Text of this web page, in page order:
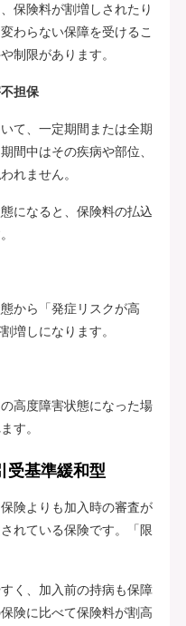
保険料が割増しされたり
わらない保障を受けるこ
制限があります。
担保
て、一定期間または全期
間中はその疾病や部位、
れません。
になると、保険料の払込
から「発症リスクが高
増しになります。
高度障害状態になった場
す。
受基準緩和型
険よりも加入時の審査が
れている保険です。「限
く、加入前の持病も保障
険に比べて保険料が割高